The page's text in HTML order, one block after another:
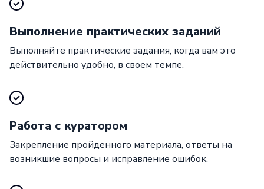
Выполнение практических заданий
Выполняйте практические задания, когда вам это
действительно удобно, в своем темпе.
Работа с куратором
Закрепление пройденного материала, ответы на
возникшие вопросы и исправление ошибок.